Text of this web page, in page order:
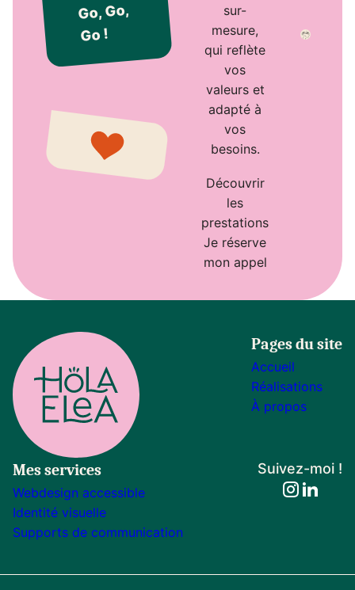
Go, Go,
Go !
sur-
mesure,
qui reflète
vos
valeurs et
adapté à
vos
besoins.
Découvrir
les
prestations
Je réserve
mon appel
Pages du site
Accueil
Réalisations
À propos
Mes services
Webdesign accessible
Identité visuelle
Supports de communication
Suivez-moi !
, ouvre